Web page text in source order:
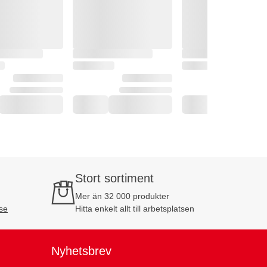
Stort sortiment
Mer än 32 000 produkter
Hitta enkelt allt till arbetsplatsen
Nyhetsbrev